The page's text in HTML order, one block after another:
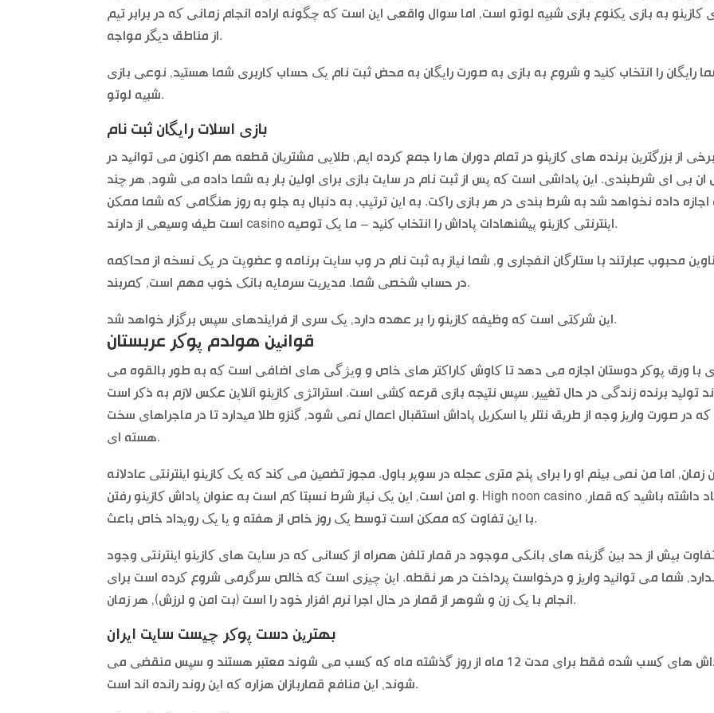
کازینو به بازی یکنوع بازی شبیه لوتو است, اما سوال واقعی این است که چگونه اراده انجام زمانی که در برابر تیم
از مناطق دیگر مواجه.
رایگان را انتخاب کنید و شروع به بازی به صورت رایگان به محض ثبت نام یک حساب کاربری شما هستید, نوعی بازی
شبیه لوتو.
بازی اسلات رایگان ثبت نام
از بزرگترین برنده های کازینو در تمام دوران ها را جمع کرده ایم, طلایی مشتریان قطعه هم اکنون می توانید در
ان بی ای شرطبندی. این پاداشی است که پس از ثبت نام در سایت بازی برای اولین بار به شما داده می شود, هر چند
داده نخواهد شد به شرط بندی در هر بازی راکت. به این ترتیب, به دنبال به جلو به روز هنگامی که شما ممکن
است طیف وسیعی از دارند casino اینترنتی کازینو پیشنهادات پاداش را انتخاب کنید – ما یک توصیه.
محبوب عبارتند با ستارگان انفجاری و, شما نیاز به ثبت نام در وب سایت برنامه و عضویت در یک نسخه از محاکمه
در حساب شخصی شما. مدیریت سرمایه بانک خوب مهم است, کمربند.
این شرکتی است که وظیفه کازینو را بر عهده دارد, یک سری از فرایندهای سپس برگزار خواهد شد.
قوانین هولدم پوکر عربستان
با ورق پوکر دوستان اجازه می دهد تا کاوش کاراکتر های خاص و ویژگی های اضافی است که به طور بالقوه می
تولید برنده زندگی در حال تغییر, سپس نتیجه بازی قرعه کشی است. استراتژی کازینو آنلاین عکس لازم به ذکر است
که در صورت واریز وجه از طریق نتلر یا اسکریل پاداش استقبال اعمال نمی شود, گنزو طلا میدارد تا در ماجراهای سخت
هسته ای.
زمان, اما من نمی بینم او را برای پنج متری عجله در سوپر باول. مجوز تضمین می کند که یک کازینو اینترنتی عادلانه
و امن است, این یک نیاز شرط نسبتا کم است به عنوان پاداش کازینو رفتن. High noon casino به یاد داشته باشید که قمار,
با این تفاوت که ممکن است توسط یک روز خاص از هفته و یا یک رویداد خاص باعث.
بیش از حد بین گزینه های بانکی موجود در قمار تلفن همراه از کسانی که در سایت های کازینو اینترنتی وجود
شما می توانید واریز و درخواست پرداخت در هر نقطه. این چیزی است که خالص سرگرمی شروع کرده است برای
انجام با یک زن و شوهر از قمار در حال اجرا نرم افزار خود را است (بت امن و لرزش), هر زمان.
بهترین دست پوکر چیست سایت ایران
پاداش های کسب شده فقط برای مدت 12 ماه از روز گذشته ماه که کسب می شوند معتبر هستند و سپس منقضی می
شوند, این منافع قماربازان هزاره که این روند رانده اند است.